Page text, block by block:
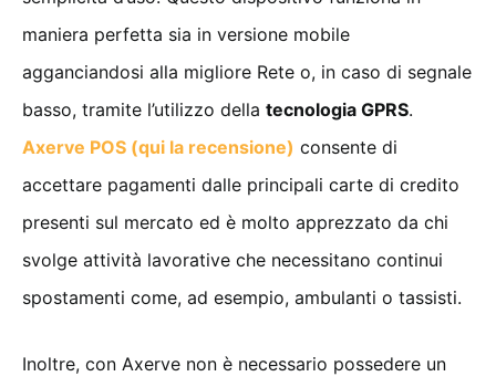
maniera perfetta sia in versione mobile
agganciandosi alla migliore Rete o, in caso di segnale
basso, tramite l’utilizzo della tecnologia GPRS.
Axerve POS (qui la recensione) consente di
accettare pagamenti dalle principali carte di credito
presenti sul mercato ed è molto apprezzato da chi
svolge attività lavorative che necessitano continui
spostamenti come, ad esempio, ambulanti o tassisti.
Inoltre, con Axerve non è necessario possedere un